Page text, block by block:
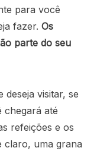
para você
fazer. Os
parte do seu
deseja visitar, se
chegará até
refeições e os
claro, uma grana